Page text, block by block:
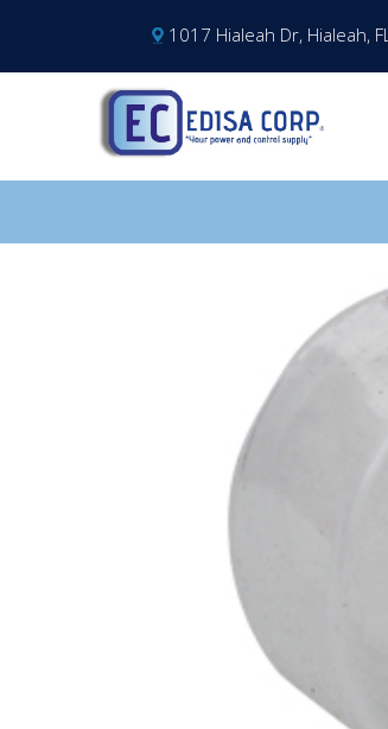
1017 Hialeah Dr, Hialeah,